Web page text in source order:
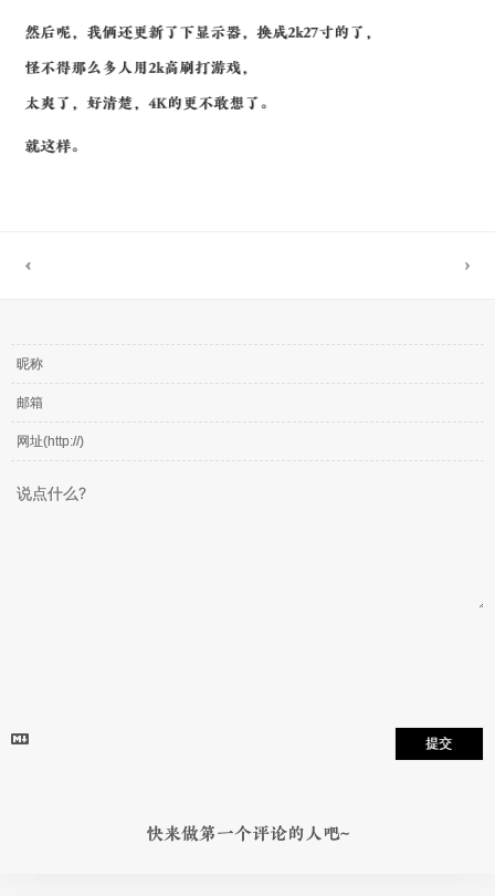
然后呢，我俩还更新了下显示器，换成2k27寸的了，
怪不得那么多人用2k高刷打游戏，
太爽了，好清楚，4K的更不敢想了。
就这样。
提交
快来做第一个评论的人吧~